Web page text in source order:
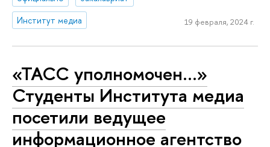
Институт медиа
19 февраля, 2024 г.
«ТАСС уполномочен…»
Студенты Института медиа
посетили ведущее
информационное агентство